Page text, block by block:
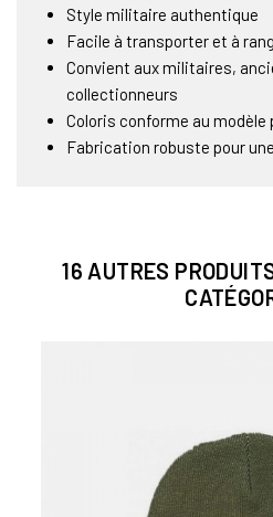
Style militaire authentique
Facile à transporter et à
Convient aux militaires,
collectionneurs
Coloris conforme au modèle
Fabrication robuste pour
16 AUTRES